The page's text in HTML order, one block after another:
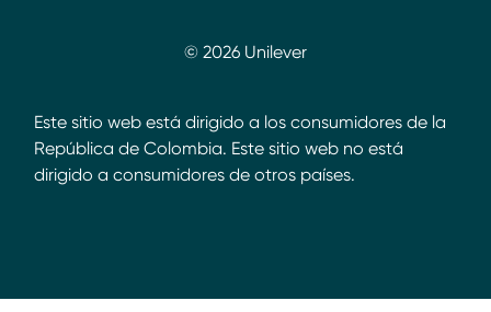
© 2026 Unilever
Este sitio web está dirigido a los consumidores de la
República de Colombia. Este sitio web no está
dirigido a consumidores de otros países.